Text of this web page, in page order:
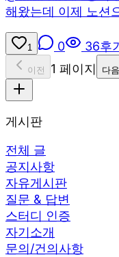
해왔는데 이제 노션
1 0 36후
이전 1 페이지 다음
게시판
전체 글
공지사항
자유게시판
질문 & 답변
스터디 인증
자기소개
문의/건의사항